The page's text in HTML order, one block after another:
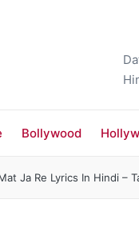
Bollywood
Ja Re Lyrics In Hindi –